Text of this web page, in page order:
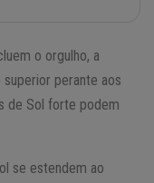
o orgulho, a
perante aos
de Sol forte podem
se estendem ao